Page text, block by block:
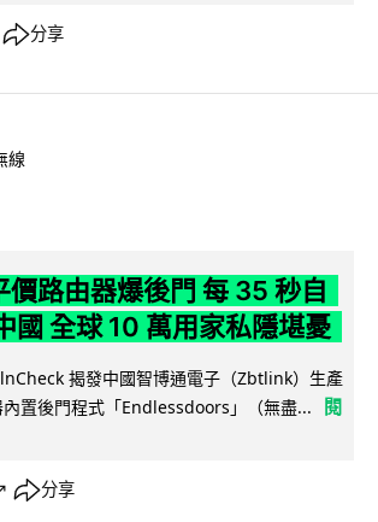
分享
線
價路由器爆後門 每 35 秒自
國 全球 10 萬用家私隱堪憂
揭發中國智博通電子（Zbtlink）生產
置後門程式「Endlessdoors」（無盡...
閱
↗ 分享